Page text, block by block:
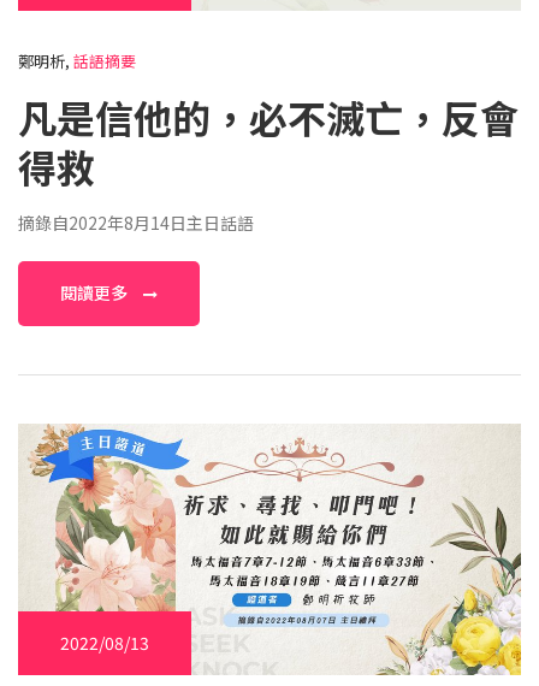
鄭明析, 話語摘要
凡是信他的，必不滅亡，反會
得救
摘錄自2022年8月14日主日話語
閱讀更多
2022/08/13